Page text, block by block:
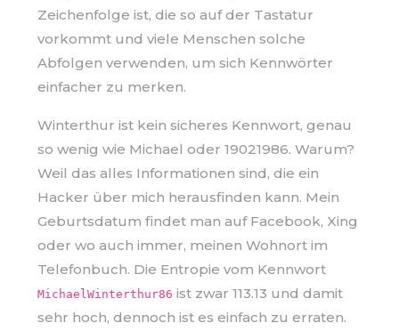
Zeichenfolge ist, die so auf der Tastatur
vorkommt und viele Menschen solche
Abfolgen verwenden, um sich Kennwörter
einfacher zu merken.
Winterthur ist kein sicheres Kennwort, genau
so wenig wie Michael oder 19021986. Warum?
Weil das alles Informationen sind, die ein
Hacker über mich herausfinden kann. Mein
Geburtsdatum findet man auf Facebook, Xing
oder wo auch immer, meinen Wohnort im
Telefonbuch. Die Entropie vom Kennwort
MichaelWinterthur86 ist zwar 113.13 und damit
sehr hoch, dennoch ist es einfach zu erraten.